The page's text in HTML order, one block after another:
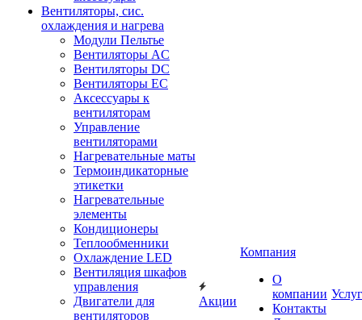
Вентиляторы, сис.
охлаждения и нагрева
Модули Пельтье
Вентиляторы AC
Вентиляторы DC
Вентиляторы EC
Аксессуары к
вентиляторам
Управление
вентиляторами
Нагревательные маты
Термоиндикаторные
этикетки
Нагревательные
элементы
Кондиционеры
Теплообменники
Охлаждение LED
Вентиляция шкафов
управления
Двигатели для
вентиляторов
Акции
Компания
О
компании
Контакты